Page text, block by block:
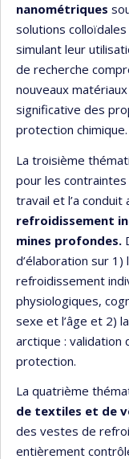
nanométriques
solutions
simulant leur
de recherche
nouveaux
significative des
protection chimique.
La troisième
pour les
travail et l’a conduit
refroidissement
mines profondes.
d’élaboration sur
refroidissement
physiologiques,
sexe et l’âge et 2)
arctique : validation
protection.
La quatrième
de textiles et de
des vestes de
entièrement